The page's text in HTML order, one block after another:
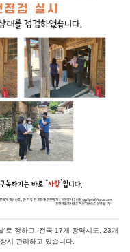
'로 정하고, 전국 17개 광역시도, 23개
시 관리하고 있습니다.